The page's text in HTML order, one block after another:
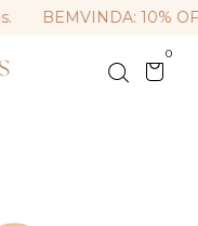
BEMVINDA: 10%
0